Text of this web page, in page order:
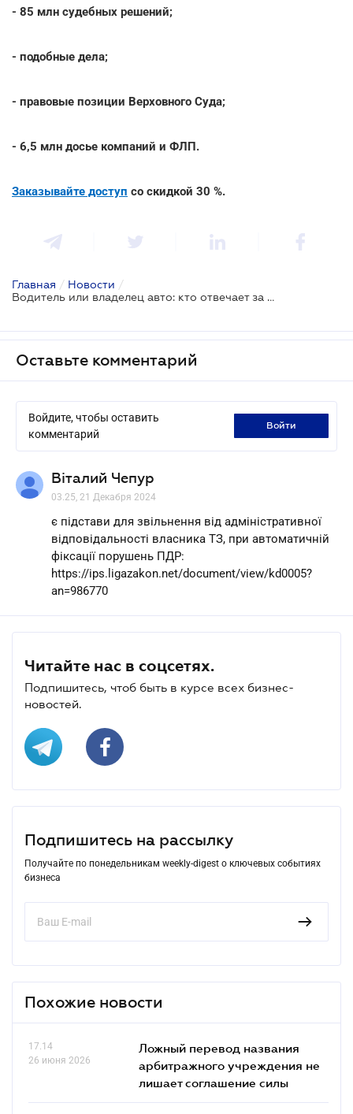
- 85 млн судебных решений;
- подобные дела;
- правовые позиции Верховного Суда;
- 6,5 млн досье компаний и ФЛП.
Заказывайте доступ со скидкой 30 %.
Главная / Новости /
Водитель или владелец авто: кто отвечает за нарушение ПДД, зафиксированное камерами
Оставьте комментарий
Войдите, чтобы оставить
комментарий
войти
Віталий Чепур
03.25, 21 Декабря 2024
є підстави для звільнення від адміністративної
відповідальності власника ТЗ, при автоматичній
фіксації порушень ПДР:
https://ips.ligazakon.net/document/view/kd0005?
an=986770
Читайте нас в соцсетях.
Подпишитесь, чтоб быть в курсе всех бизнес-
новостей.
Подпишитесь на рассылку
Получайте по понедельникам weekly-digest о ключевых событиях
бизнеса
Похожие новости
17.14
26 июня 2026
Ложный перевод названия
арбитражного учреждения не
лишает соглашение силы